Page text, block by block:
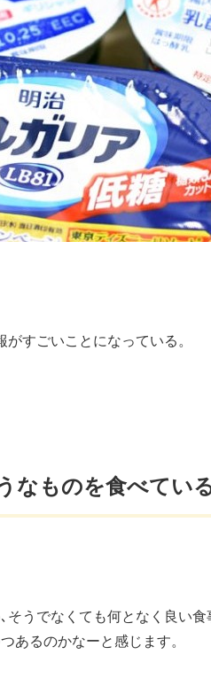
すごいことになっている。
なものを食べてい
そうでなくても何となく良い
あるのかなーと感じます。